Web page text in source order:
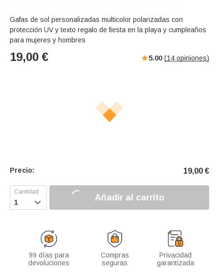
Gafas de sol personalizadas multicolor polarizadas con
protección UV y texto regalo de fiesta en la playa y cumpleaños
para mujeres y hombres
19,00 € 5.00 (14 opiniones)
Precio: 19,00 €
 Añadir al carrito
99 días para
devoluciones
Compras
seguras
Privacidad
garantizada